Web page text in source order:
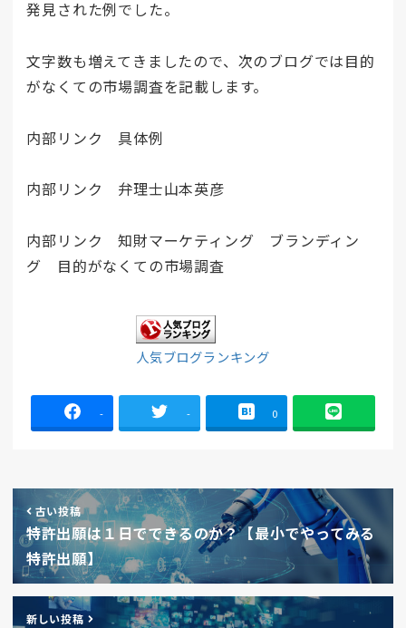
発見された例でした。
文字数も増えてきましたので、次のブログでは目的
がなくての市場調査を記載します。
内部リンク 具体例
内部リンク 弁理士山本英彦
内部リンク 知財マーケティング ブランディン
グ 目的がなくての市場調査
人気ブログランキング
- - 0
古い投稿
特許出願は１日でできるのか？【最小でやってみる
特許出願】
新しい投稿